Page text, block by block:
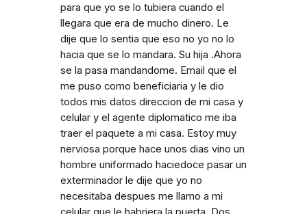
para que yo se lo tubiera cuando el
llegara que era de mucho dinero. Le
dije que lo sentia que eso no yo no lo
hacia que se lo mandara. Su hija .Ahora
se la pasa mandandome. Email que el
me puso como beneficiaria y le dio
todos mis datos direccion de mi casa y
celular y el agente diplomatico me iba
traer el paquete a mi casa. Estoy muy
nerviosa porque hace unos dias vino un
hombre uniformado haciedoce pasar un
exterminador le dije que yo no
necesitaba despues me llamo a mi